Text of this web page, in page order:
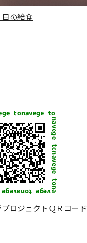
日の給食
プロジェクトＱＲコー